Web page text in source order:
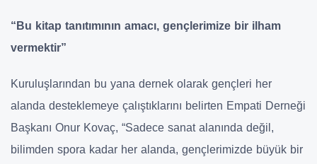
“Bu kitap tanıtımının amacı, gençlerimize bir ilham
vermektir”
Kuruluşlarından bu yana dernek olarak gençleri her
alanda desteklemeye çalıştıklarını belirten Empati Derneği
Başkanı Onur Kovaç, “Sadece sanat alanında değil,
bilimden spora kadar her alanda, gençlerimizde büyük bir